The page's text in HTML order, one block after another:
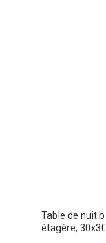
Table de nuit
étagère,